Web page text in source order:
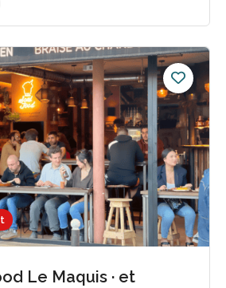
Le Maquis · et